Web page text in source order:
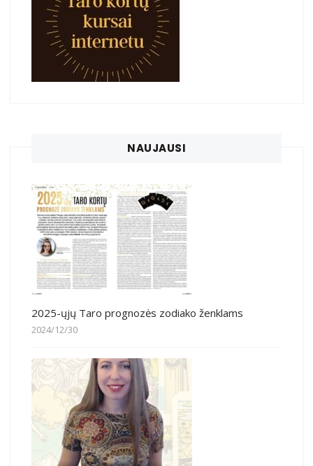
NAUJAUSI
2025-ųjų Taro prognozės zodiako ženklams
2024/12/30